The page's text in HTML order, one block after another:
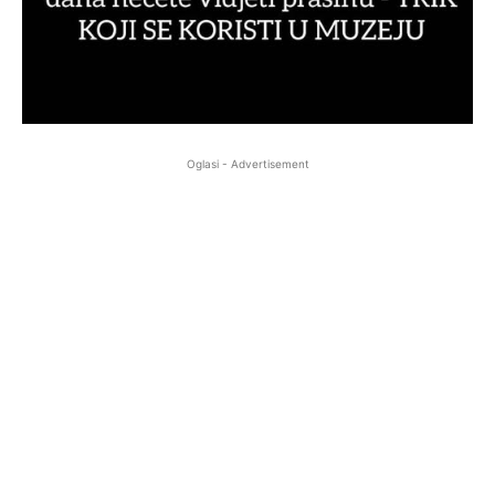
Oglasi - Advertisement